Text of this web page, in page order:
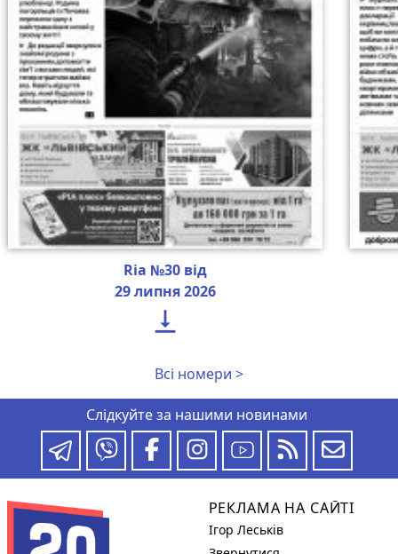
Ria №30 від
29 липня 2026

Всі номери >
Слідкуйте за нашими новинами
РЕКЛАМА НА САЙТІ
Ігор Леськів